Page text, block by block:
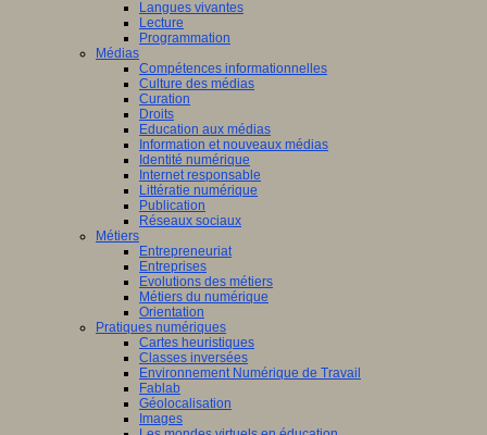
Langues vivantes
Lecture
Programmation
Médias
Compétences informationnelles
Culture des médias
Curation
Droits
Education aux médias
Information et nouveaux médias
Identité numérique
Internet responsable
Littératie numérique
Publication
Réseaux sociaux
Métiers
Entrepreneuriat
Entreprises
Evolutions des métiers
Métiers du numérique
Orientation
Pratiques numériques
Cartes heuristiques
Classes inversées
Environnement Numérique de Travail
Fablab
Géolocalisation
Images